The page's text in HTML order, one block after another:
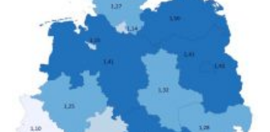
verändert hat. Das Ergebnis: Während Personen mit
hohen Einkommen (oberstes Quintil der Verteilung der
Nettoäquivalenzeinkommen) nur einen moderaten
Anstieg des Mietanteils am Gesamteinkommen
hinnehmen mussten, nahm die Belastung bei
Menschen mit…